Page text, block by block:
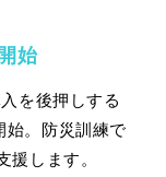
始
を後押しする
始。防災訓練で
援します。